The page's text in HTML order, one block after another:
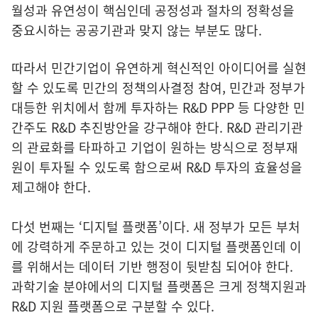
월성과 유연성이 핵심인데 공정성과 절차의 정확성을
중요시하는 공공기관과 맞지 않는 부분도 많다.
따라서 민간기업이 유연하게 혁신적인 아이디어를 실현
할 수 있도록 민간의 정책의사결정 참여, 민간과 정부가
대등한 위치에서 함께 투자하는 R&D PPP 등 다양한 민
간주도 R&D 추진방안을 강구해야 한다. R&D 관리기관
의 관료화를 타파하고 기업이 원하는 방식으로 정부재
원이 투자될 수 있도록 함으로써 R&D 투자의 효율성을
제고해야 한다.
다섯 번째는 ‘디지털 플랫폼’이다. 새 정부가 모든 부처
에 강력하게 주문하고 있는 것이 디지털 플랫폼인데 이
를 위해서는 데이터 기반 행정이 뒷받침 되어야 한다.
과학기술 분야에서의 디지털 플랫폼은 크게 정책지원과
R&D 지원 플랫폼으로 구분할 수 있다.